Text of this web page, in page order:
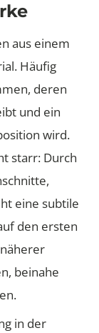
aus einem
Häufig
deren
und ein
wird.
starr: Durch
eine subtile
den ersten
beinahe
in der